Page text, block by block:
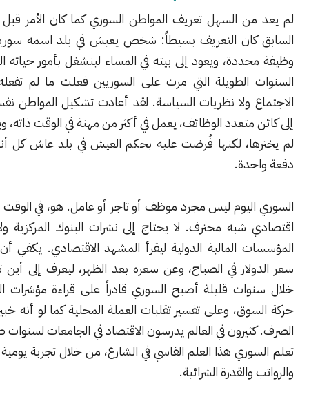
السهل تعريف المواطن السوري كما كان الأمر قبل سنوات. في
كان التعريف بسيطاً: شخص يعيش في بلد اسمه سوريا، يعمل في
ويعود إلى بيته في المساء لينشغل بأمور حياته العادية. لكن
الطويلة التي مرت على السوريين فعلت ما لم تفعله كتب علم
ولا نظريات السياسة. لقد أعادت تشكيل المواطن نفسه، وحولته
متعدد الوظائف، يعمل في أكثر من مهنة في الوقت ذاته، ويؤدي أدواراً
لكنها فُرضت عليه بحكم العيش في بلد عاش كل أنواع الأزمات
ليس مجرد موظف أو تاجر أو عامل. هو، في الوقت نفسه، خبير
شبه محترف. لا يحتاج إلى نشرات البنوك المركزية ولا إلى تقارير
المالية الدولية ليقرأ المشهد الاقتصادي. يكفي أن يسأل عن
في الصباح، وعن سعره بعد الظهر، ليعرف إلى أين تتجه الأمور.
قليلة أصبح السوري قادراً على قراءة مؤشرات التضخم من
وعلى تفسير تقلبات العملة المحلية كما لو أنه خبير في أسواق
في العالم يدرسون الاقتصاد في الجامعات لسنوات طويلة، بينما
هذا العلم القاسي في الشارع، من خلال تجربة يومية مع الأسعار
والقدرة الشرائية.